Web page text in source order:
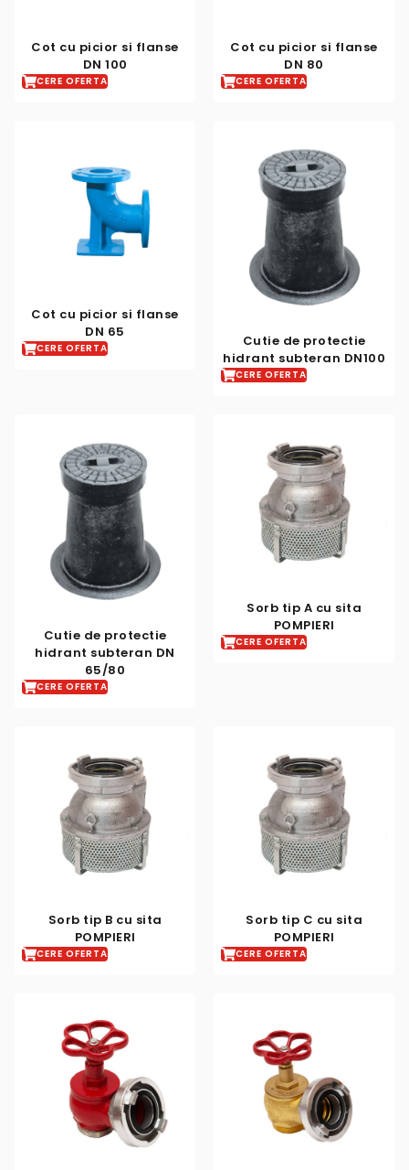
Cot cu picior si flanse
DN 100
CERE OFERTA
Cot cu picior si flanse
DN 80
CERE OFERTA
Cot cu picior si flanse
DN 65
CERE OFERTA
Cutie de protectie
hidrant subteran DN100
CERE OFERTA
Cutie de protectie
hidrant subteran DN
65/80
CERE OFERTA
Sorb tip A cu sita
POMPIERI
CERE OFERTA
Sorb tip B cu sita
POMPIERI
CERE OFERTA
Sorb tip C cu sita
POMPIERI
CERE OFERTA